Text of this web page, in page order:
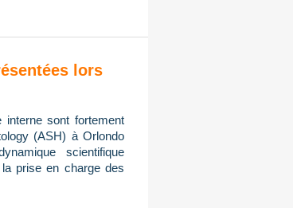
lors
interne sont fortement
(ASH) à Orlondo
scientifique
prise en charge des